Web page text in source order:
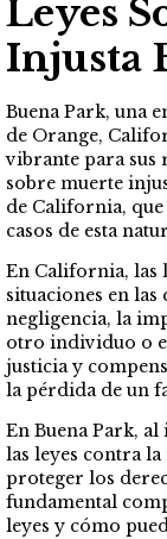
Leyes
Injusta
Buena Park, una
de Orange,
vibrante para sus
sobre muerte
de California, que
casos de esta
En California, las
situaciones en las
negligencia, la
otro individuo o
justicia y
la pérdida de un
En Buena Park,
las leyes contra
proteger los
fundamental
leyes y cómo